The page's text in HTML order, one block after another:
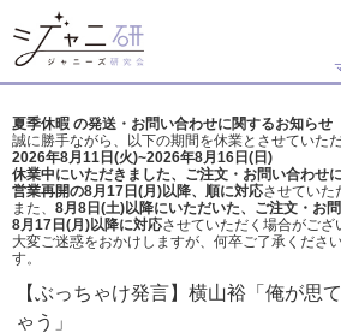
夏季休暇 の発送・お問い合わせに関するお知らせ
誠に勝手ながら、以下の期間を休業とさせていただ
2026年8月11日(火)~2026年8月16日(日)
休業中にいただきました、ご注文・お問い合わせ
営業再開の8月17日(月)以降、順に対応させていた
また、 8月8日(土)以降にいただいた、ご注文・ お
8月17日(月)以降に対応させていただく場合がござ
大変ご迷惑をおかけしますが、 何卒ご了承くださ
す。
【ぶっちゃけ発言】横山裕「俺が思
ゃう」